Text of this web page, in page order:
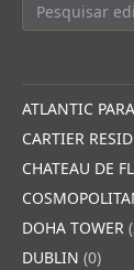
ATLANTIC
CARTIER
CHATEAU DE
DOHA TOWER
DUBLIN (0)